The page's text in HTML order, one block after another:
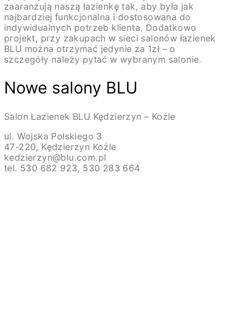
zaaranżują naszą łazienkę tak, aby była jak
najbardziej funkcjonalna i dostosowana do
indywidualnych potrzeb klienta. Dodatkowo
projekt, przy zakupach w sieci salonów łazienek
BLU można otrzymać jedynie za 1zł – o
szczegóły należy pytać w wybranym salonie.
Nowe salony BLU
Salon Łazienek BLU Kędzierzyn – Koźle
ul. Wojska Polskiego 3
47-220, Kędzierzyn Koźle
kedzierzyn@blu.com.pl
tel. 530 682 923, 530 283 664